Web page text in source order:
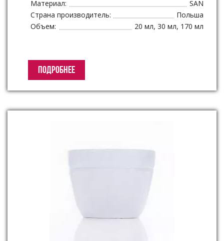
Материал:
SAN
Страна производитель:
Польша
Объем:
20 мл, 30 мл, 170 мл
ПОДРОБНЕЕ